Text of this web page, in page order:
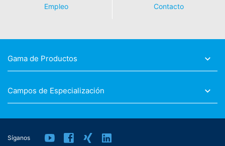
Empleo Contacto
Gama de Productos
Campos de Especialización
Síganos